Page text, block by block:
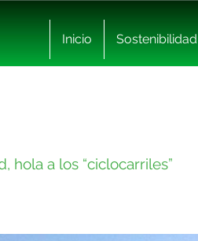
Inicio Sostenibilidad
hola a los “ciclocarriles”